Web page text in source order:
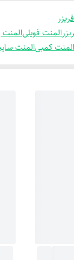
المنت فویلی
المنت کمبیالمنت